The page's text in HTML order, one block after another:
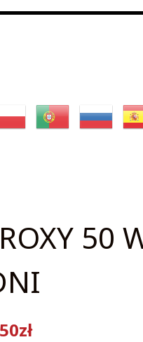
50
złAktualna